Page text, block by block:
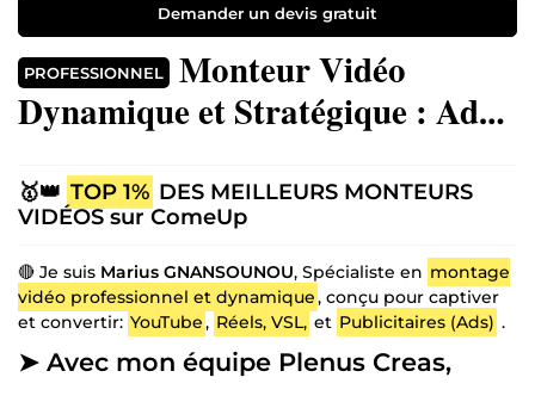
Demander un devis gratuit
PROFESSIONNEL
Monteur Vidéo
Dynamique et Stratégique : Ads,
Premium & épuré
🥇👑 TOP 1% DES MEILLEURS MONTEURS
VIDÉOS sur ComeUp
🔴 Je suis Marius GNANSOUNOU, Spécialiste en montage
vidéo professionnel et dynamique, conçu pour captiver
et convertir: YouTube, Réels, VSL, et Publicitaires (Ads) .
➤ Avec mon équipe Plenus Creas,